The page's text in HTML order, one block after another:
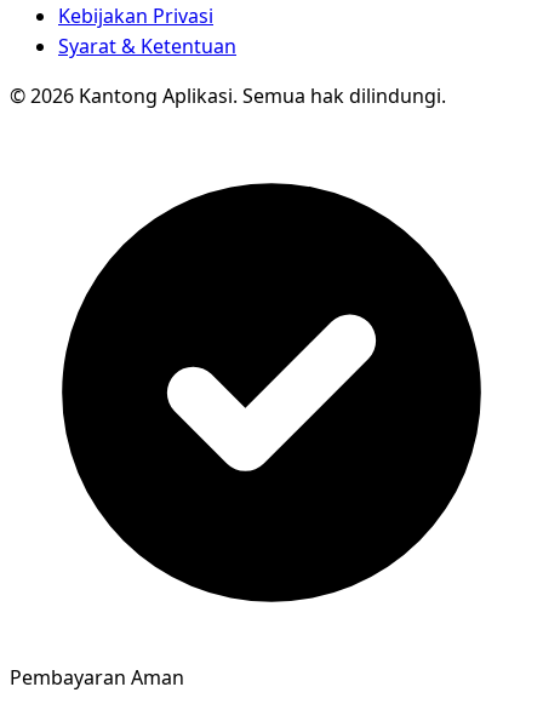
Kebijakan Privasi
Syarat & Ketentuan
© 2026 Kantong Aplikasi. Semua hak dilindungi.
Pembayaran Aman